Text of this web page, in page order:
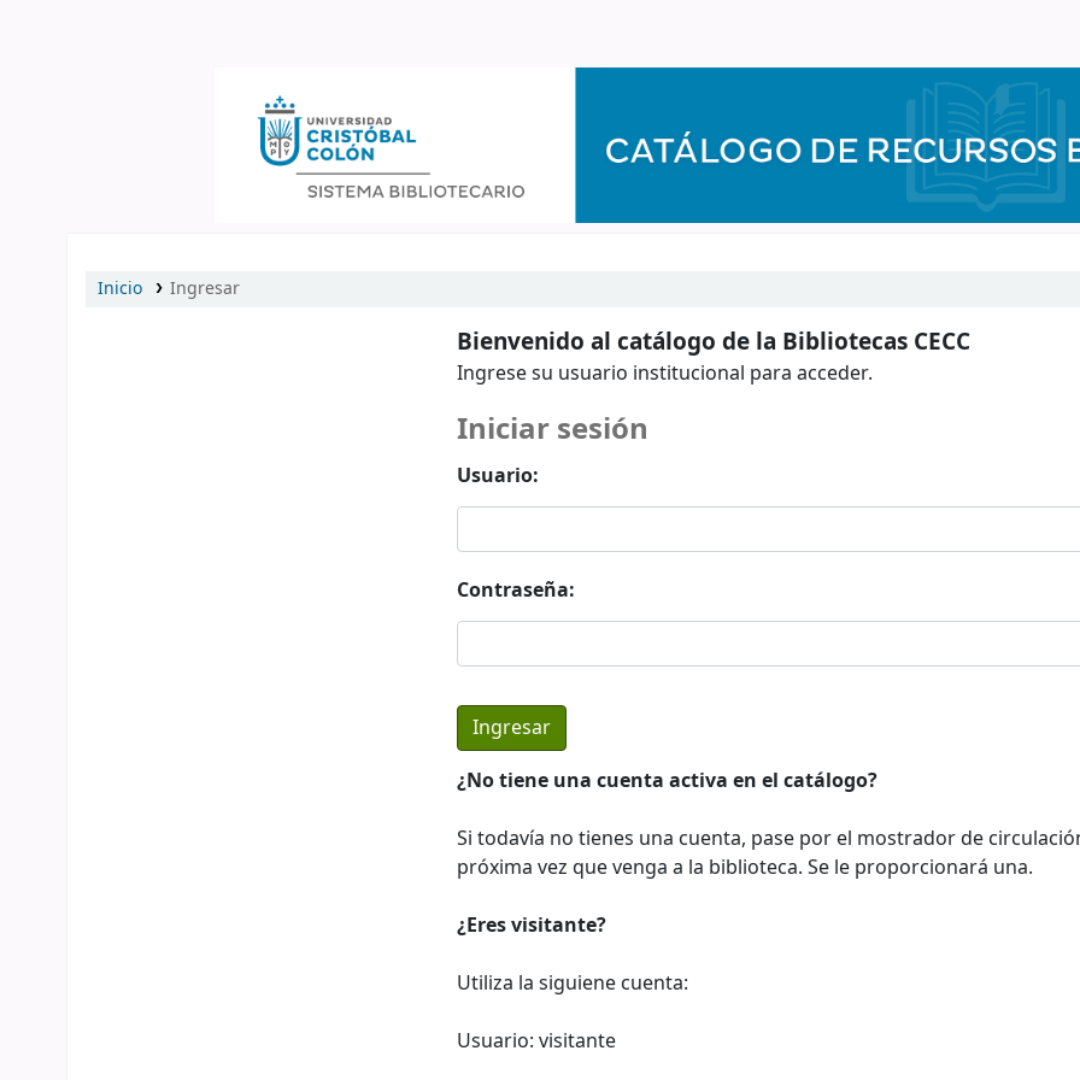
Inicio Ingresar
Bienvenido al catálogo de la Bibliotecas CECC
Ingrese su usuario institucional para acceder.
Iniciar sesión
Usuario:
Contraseña:
¿No tiene una cuenta activa en el catálogo?
Si todavía no tienes una cuenta, pase por el mostrador de
próxima vez que venga a la biblioteca. Se le proporcionará una.
¿Eres visitante?
Utiliza la siguiene cuenta:
Usuario: visitante